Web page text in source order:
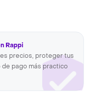
Rappi
precios, proteger tus
pago más practico